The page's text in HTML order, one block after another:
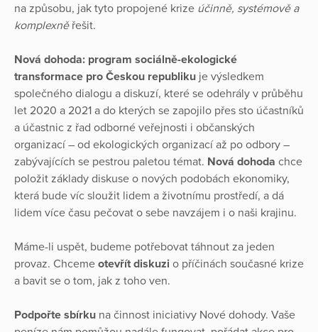
na způsobu, jak tyto propojené krize účinně, systémově a
komplexněřešit.
Nová dohoda: program sociálně-ekologické
transformace pro Českou republiku je výsledkem
společného dialogu a diskuzí, které se odehrály v průběhu
let 2020 a 2021 a do kterých se zapojilo přes sto účastníků
a účastnic z řad odborné veřejnosti i občanských
organizací – od ekologických organizací až po odbory –
zabývajících se pestrou paletou témat. Nová dohoda chce
položit základy diskuse o nových podobách ekonomiky,
která bude víc sloužit lidem a životnímu prostředí, a dá
lidem více času pečovat o sebe navzájem i o naši krajinu.
Máme-li uspět, budeme potřebovat táhnout za jeden
provaz. Chceme otevřít diskuzi o příčinách současné krize
a bavit se o tom, jak z toho ven.
Podpořte sbírku na činnost iniciativy Nové dohody. Vaše